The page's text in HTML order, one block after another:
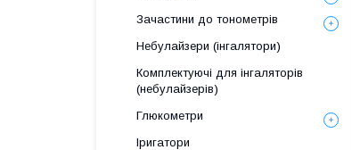
Зачастини до тонометрів
Небулайзери (інгалятори)
Комплектуючі для інгаляторів
(небулайзерів)
Глюкометри
Іригатори